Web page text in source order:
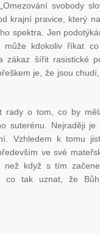
svobody
krajní pravice, který
spektra. Jen
kdokoliv říkat
zákaz šířit rasistické
je, že jsou
rady o tom, co by
suterénu. Nejraději
Vzhledem k tomu
ve své
než když s tím
co tak uznat, že